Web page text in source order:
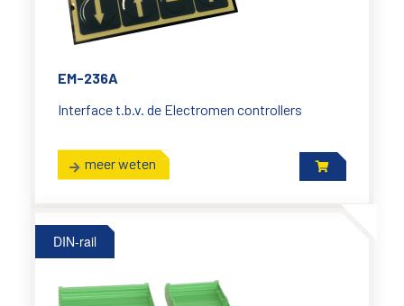
EM-236A
Interface t.b.v. de Electromen controllers
meer weten
DIN-rail